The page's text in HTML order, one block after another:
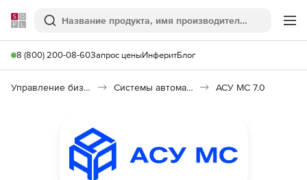
Softline
Поиск
8 (800) 200-08-60Запрос ценыИнферитБлог
Управление бизнесом, CRM/ERP Системы автоматизации АСУ МС 7.0